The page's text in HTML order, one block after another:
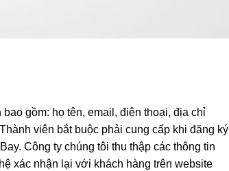
gồm: họ tên, email, điện thoại, địa chỉ
viên bắt buộc phải cung cấp khi đăng ký
Công ty chúng tôi thu thập các thông tin
xác nhận lại với khách hàng trên website